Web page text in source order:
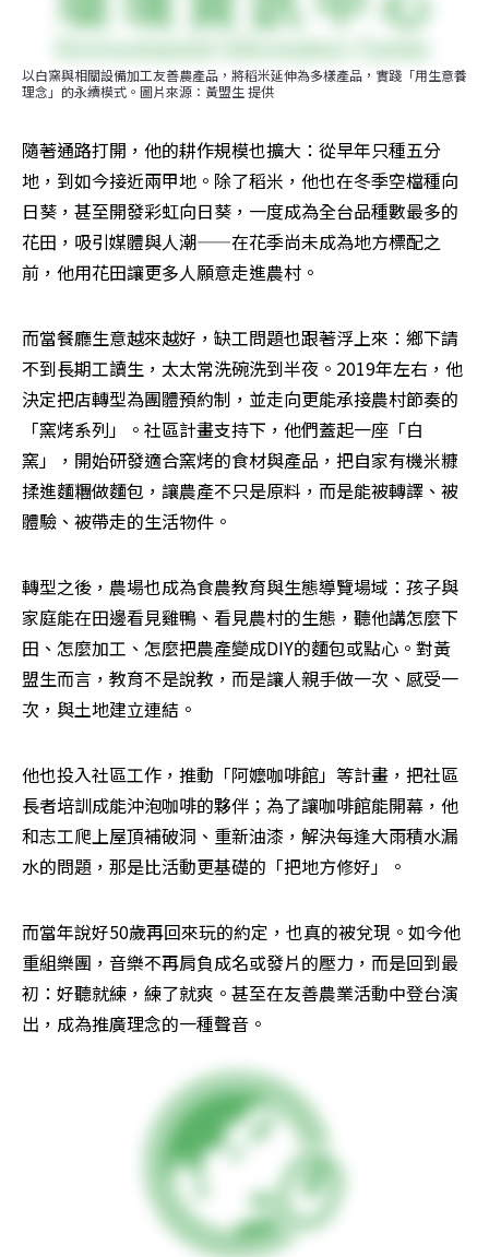
以白窯與相關設備加工友善農產品，將稻米延伸為多樣產品，實踐「用生意養
理念」的永續模式。圖片來源：黃盟生 提供
隨著通路打開，他的耕作規模也擴大：從早年只種五分
地，到如今接近兩甲地。除了稻米，他也在冬季空檔種向
日葵，甚至開發彩虹向日葵，一度成為全台品種數最多的
花田，吸引媒體與人潮——在花季尚未成為地方標配之
前，他用花田讓更多人願意走進農村。
而當餐廳生意越來越好，缺工問題也跟著浮上來：鄉下請
不到長期工讀生，太太常洗碗洗到半夜。2019年左右，他
決定把店轉型為團體預約制，並走向更能承接農村節奏的
「窯烤系列」。社區計畫支持下，他們蓋起一座「白
窯」，開始研發適合窯烤的食材與產品，把自家有機米糠
揉進麵糰做麵包，讓農產不只是原料，而是能被轉譯、被
體驗、被帶走的生活物件。
轉型之後，農場也成為食農教育與生態導覽場域：孩子與
家庭能在田邊看見雞鴨、看見農村的生態，聽他講怎麼下
田、怎麼加工、怎麼把農產變成DIY的麵包或點心。對黃
盟生而言，教育不是說教，而是讓人親手做一次、感受一
次，與土地建立連結。
他也投入社區工作，推動「阿嬤咖啡館」等計畫，把社區
長者培訓成能沖泡咖啡的夥伴；為了讓咖啡館能開幕，他
和志工爬上屋頂補破洞、重新油漆，解決每逢大雨積水漏
水的問題，那是比活動更基礎的「把地方修好」。
而當年說好50歲再回來玩的約定，也真的被兌現。如今他
重組樂團，音樂不再肩負成名或發片的壓力，而是回到最
初：好聽就練，練了就爽。甚至在友善農業活動中登台演
出，成為推廣理念的一種聲音。